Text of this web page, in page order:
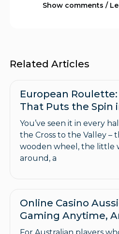
Show comments /
Related Articles
European
That Puts the Spin
You’ve seen it in every
the Cross to the Valley –
wooden wheel, the little
around, a
Online Casino
Gaming Anytime,